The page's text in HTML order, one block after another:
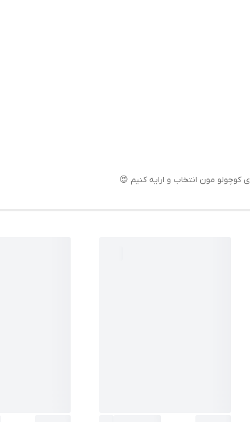
مون انتخاب و ارایه کنیم 😍